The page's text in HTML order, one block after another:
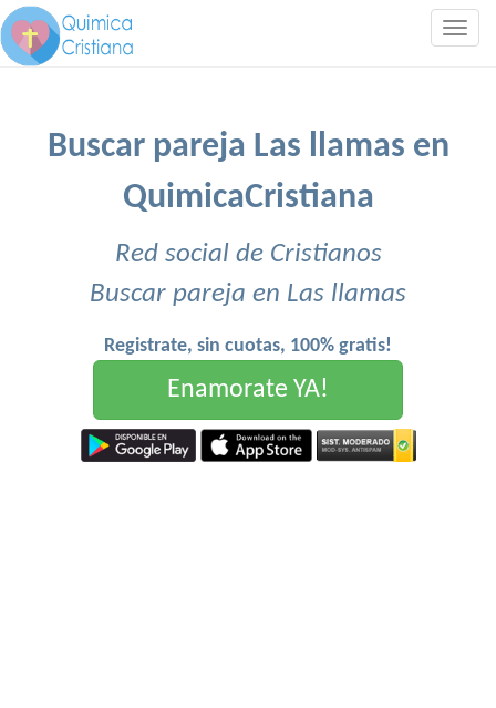
Buscar pareja Las llamas en
QuimicaCristiana
Red social de Cristianos
Buscar pareja en Las llamas
Registrate, sin cuotas, 100% gratis!
Enamorate YA!